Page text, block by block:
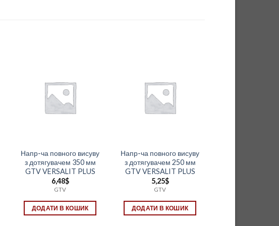
Напр-ча повного висуву
з дотягувачем 350 мм
GTV VERSALIT PLUS
6,48$
GTV
ДОДАТИ В КОШИК
Напр-ча повного висуву
з дотягувачем 250 мм
GTV VERSALIT PLUS
5,25$
GTV
ДОДАТИ В КОШИК